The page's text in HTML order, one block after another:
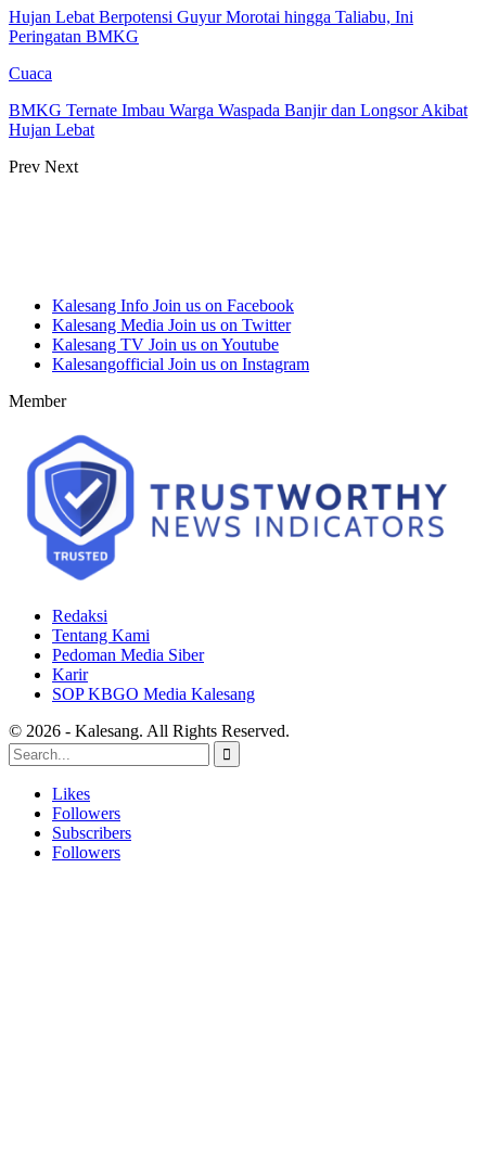
Hujan Lebat Berpotensi Guyur Morotai hingga Taliabu, Ini
Peringatan BMKG
Cuaca
BMKG Ternate Imbau Warga Waspada Banjir dan Longsor Akibat
Hujan Lebat
Prev Next
Kalesang Info Join us on Facebook
Kalesang Media Join us on Twitter
Kalesang TV Join us on Youtube
Kalesangofficial Join us on Instagram
Member
Redaksi
Tentang Kami
Pedoman Media Siber
Karir
SOP KBGO Media Kalesang
© 2026 - Kalesang. All Rights Reserved.
Likes
Followers
Subscribers
Followers